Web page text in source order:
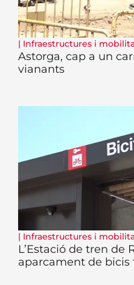
| Infraestructures i
Astorga, cap a un
vianants
| Infraestructures i
L’Estació de tren de
aparcament de bicis